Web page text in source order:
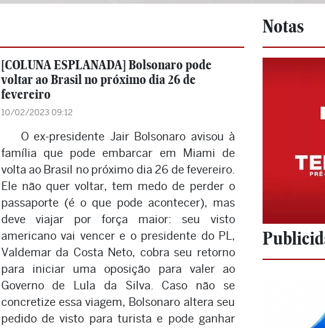
[COLUNA ESPLANADA] Bolsonaro pode
voltar ao Brasil no próximo dia 26 de
fevereiro
10/02/2023 09:12
O ex-presidente Jair Bolsonaro avisou à
família que pode embarcar em Miami de
volta ao Brasil no próximo dia 26 de fevereiro.
Ele não quer voltar, tem medo de perder o
passaporte (é o que pode acontecer), mas
deve viajar por força maior: seu visto
americano vai vencer e o presidente do PL,
Valdemar da Costa Neto, cobra seu retorno
para iniciar uma oposição para valer ao
Governo de Lula da Silva. Caso não se
concretize essa viagem, Bolsonaro altera seu
pedido de visto para turista e pode ganhar
Notas